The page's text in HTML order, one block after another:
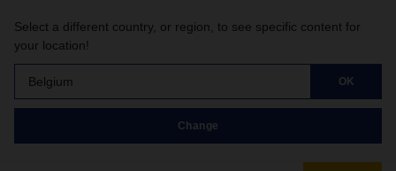
Select a different country, or region, to see specific content for
your location!
Belgium OK
Change